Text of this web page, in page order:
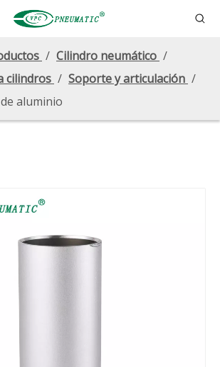
/ Cilindro neumático /
cilindros / Soporte y articulación /
aluminio